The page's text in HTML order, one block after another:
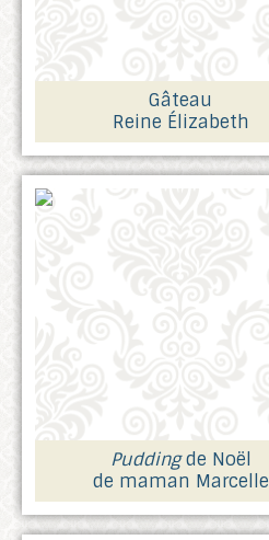
Gâteau
Reine Élizabeth
Puddingde Noël
de maman Marcelle